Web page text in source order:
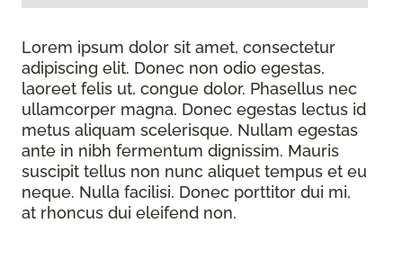
Lorem ipsum dolor sit amet, consectetur
adipiscing elit. Donec non odio egestas,
laoreet felis ut, congue dolor. Phasellus nec
ullamcorper magna. Donec egestas lectus id
metus aliquam scelerisque. Nullam egestas
ante in nibh fermentum dignissim. Mauris
suscipit tellus non nunc aliquet tempus et eu
neque. Nulla facilisi. Donec porttitor dui mi,
at rhoncus dui eleifend non.